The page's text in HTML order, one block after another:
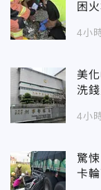
困
4小
美
洗
4小
驚
卡